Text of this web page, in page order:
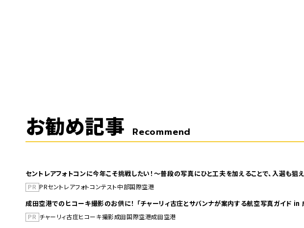
お勧め記事 Recommend
セントレアフォトコンに今年こそ挑戦したい！～普段の写真にひと工夫を加えることで、入選も狙
PR PRセントレアフォトコンテスト中部国際空港
成田空港でのヒコーキ撮影のお供に！ 「チャーリィ古庄とサバンナが案内する航空写真ガイド in
PR チャーリィ古庄ヒコーキ撮影成田国際空港成田空港